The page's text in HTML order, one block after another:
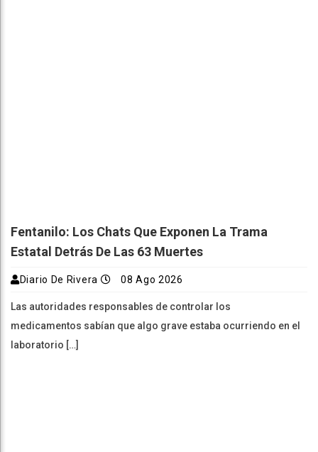
Fentanilo: Los Chats Que Exponen La Trama
Estatal Detrás De Las 63 Muertes
Diario De Rivera 08 Ago 2026
Las autoridades responsables de controlar los
medicamentos sabían que algo grave estaba ocurriendo en el
laboratorio […]